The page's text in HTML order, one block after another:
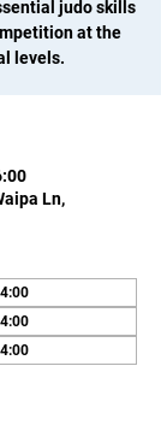
judo skills
at the
levels.
Ln,